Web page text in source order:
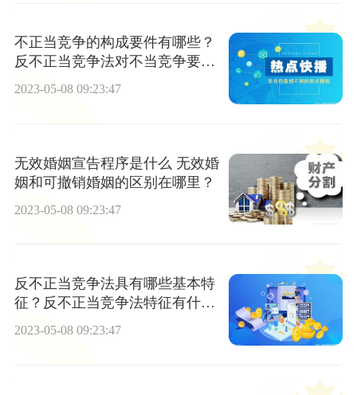
不正当竞争的构成要件有哪些？
反不正当竞争法对不当竞争要件
有什么规定？
2023-05-08 09:23:47
无效婚姻宣告程序是什么 无效婚
姻和可撤销婚姻的区别在哪里？
2023-05-08 09:23:47
反不正当竞争法具有哪些基本特
征？反不正当竞争法特征有什么
表现？
2023-05-08 09:23:47